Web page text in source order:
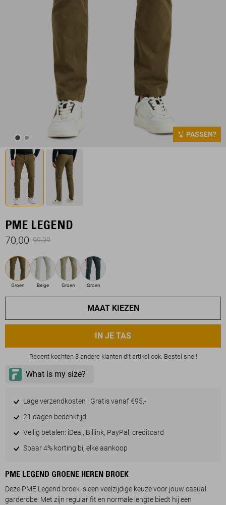
PASSEN?
PME LEGEND
70,00 99,99
Groen Beige Groen Groen
MAAT KIEZEN
IN JE TAS
Recent kochten 3 andere klanten dit artikel ook. Bestel snel!
Lage verzendkosten | Gratis vanaf €95,-
21 dagen bedenktijd
Veilig betalen: iDeal, Billink, PayPal, creditcard
Spaar 4% korting bij elke aankoop
PME LEGEND GROENE HEREN BROEK
Deze PME Legend broek is een veelzijdige keuze voor jouw casual
garderobe. Met zijn regular fit en normale lengte biedt hij een